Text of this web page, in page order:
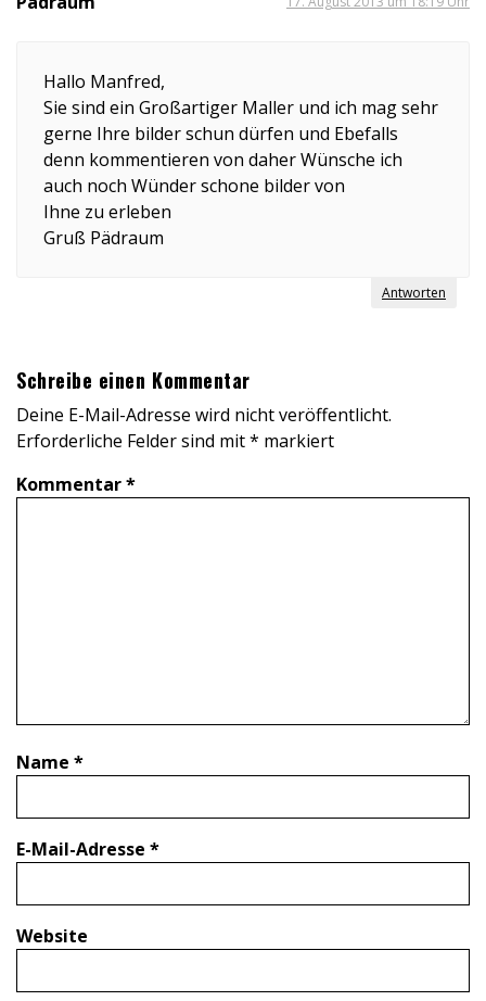
Hallo Manfred,
Sie sind ein Großartiger Maller und ich mag sehr
gerne Ihre bilder schun dürfen und Ebefalls
denn kommentieren von daher Wünsche ich
auch noch Wünder schone bilder von
Ihne zu erleben
Gruß Pädraum
Antworten
Schreibe einen Kommentar
Deine E-Mail-Adresse wird nicht veröffentlicht.
Erforderliche Felder sind mit* markiert
Kommentar*
Name *
E-Mail-Adresse *
Website